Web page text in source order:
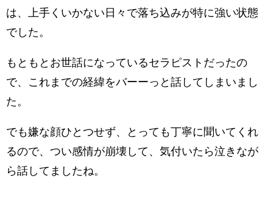
は、上手くいかない日々で落ち込みが特に強い状態
でした。
もともとお世話になっているセラピストだったの
で、これまでの経緯をバーーっと話してしまいまし
た。
でも嫌な顔ひとつせず、とっても丁寧に聞いてくれ
るので、つい感情が崩壊して、気付いたら泣きなが
ら話してましたね。